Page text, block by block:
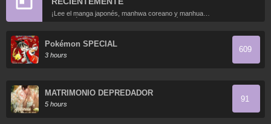
¡Lee el manga japonés, manhwa coreano y manhua
chino más recientemente actualizados en línea gratis!
Pokémon SPECIAL
3 hours
609
MATRIMONIO DEPREDADOR
5 hours
91